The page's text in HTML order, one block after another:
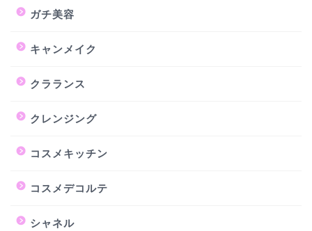
ガチ美容
キャンメイク
クラランス
クレンジング
コスメキッチン
コスメデコルテ
シャネル